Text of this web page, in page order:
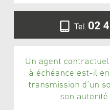
Tel. 02
Un agent
à échéance est-il
transmission d’un
son